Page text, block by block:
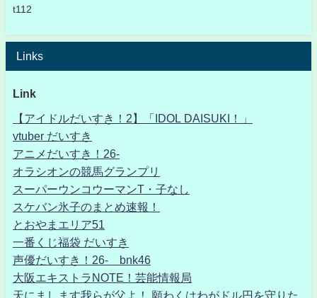
t112
Links
Link
【アイドルだいすき！2】「IDOL DAISUKI！」
vtuber だいすき
アニメだいすき！26-
オラシオンの競馬グランプリ
スーパーウンコウーマンT・子なし
スケバン氷子のまとめ速報！
とおやまエリア51
一番くじ福袋 だいすき
声優だいすき！26- bnk46
大阪エキストラNOTE！芸能情報局
天にまします我らが父よ！ 願わくはわがドル円を守りた